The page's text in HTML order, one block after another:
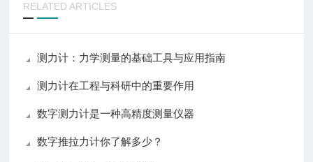
RELATED ARTICLES
测力计：力学测量的基础工具与应用指南
测力计在工程与科研中的重要作用
数字测力计是一种高精度测量仪器
数字推拉力计你了解多少？